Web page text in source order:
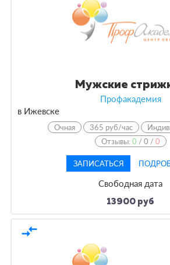
Мужские
Профакадемия
в Ижевске
Очная 365 руб/час
Отзывы:0 /0 /0
ЗАПИСАТЬСЯ
Свободная дата
13900 руб
compare_arrows